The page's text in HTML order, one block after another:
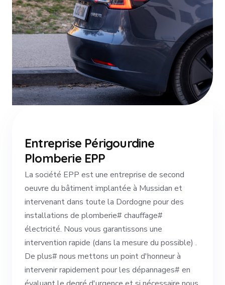
Entreprise Périgourdine
Plomberie EPP
La société EPP est une entreprise de second
oeuvre du bâtiment implantée à Mussidan et
intervenant dans toute la Dordogne pour des
installations de plomberie# chauffage#
électricité. Nous vous garantissons une
intervention rapide (dans la mesure du possible) .
De plus# nous mettons un point d'honneur à
intervenir rapidement pour les dépannages# en